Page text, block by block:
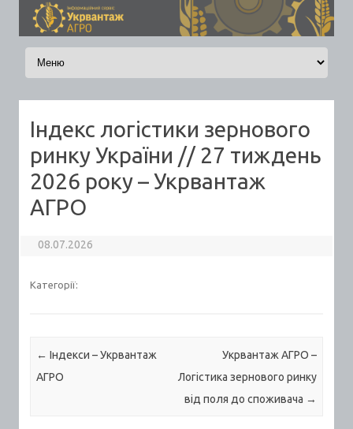
Skip to content
Індекс логістики зернового
ринку України // 27 тиждень
2026 року – Укрвантаж
АГРО
08.07.2026
Категорії:
Post navigation
← Індекси – Укрвантаж
АГРО
Укрвантаж АГРО –
Логістика зернового ринку
від поля до споживача →